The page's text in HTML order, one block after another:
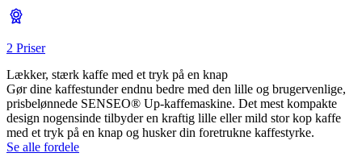
2 Priser
Lækker, stærk kaffe med et tryk på en knap
Gør dine kaffestunder endnu bedre med den lille og brugervenlige,
prisbelønnede SENSEO® Up-kaffemaskine. Det mest kompakte
design nogensinde tilbyder en kraftig lille eller mild stor kop kaffe
med et tryk på en knap og husker din foretrukne kaffestyrke.
Se alle fordele